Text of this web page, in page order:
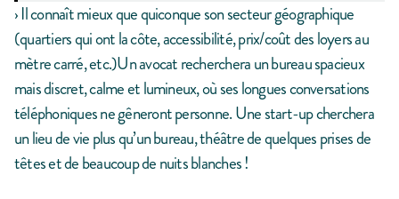
› Il connaît mieux que quiconque son secteur géographique
(quartiers qui ont la côte, accessibilité, prix/coût des loyers au
mètre carré, etc.)Un avocat recherchera un bureau spacieux
mais discret, calme et lumineux, où ses longues conversations
téléphoniques ne gêneront personne. Une start-up cherchera
un lieu de vie plus qu’un bureau, théâtre de quelques prises de
têtes et de beaucoup de nuits blanches !